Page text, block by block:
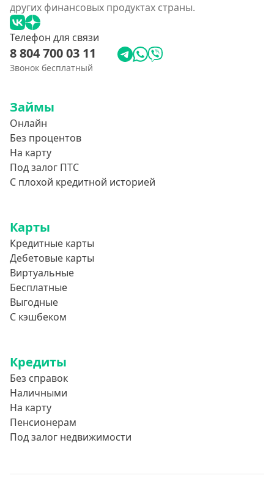
других финансовых продуктах страны.
Телефон для связи
8 804 700 03 11
Звонок бесплатный
Займы
Онлайн
Без процентов
На карту
Под залог ПТС
С плохой кредитной историей
Карты
Кредитные карты
Дебетовые карты
Виртуальные
Бесплатные
Выгодные
С кэшбеком
Кредиты
Без справок
Наличными
На карту
Пенсионерам
Под залог недвижимости